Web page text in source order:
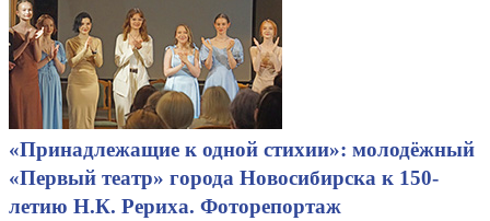
«Принадлежащие к одной стихии»: молодёжный
«Первый театр» города Новосибирска к 150-
летию Н.К. Рериха. Фоторепортаж